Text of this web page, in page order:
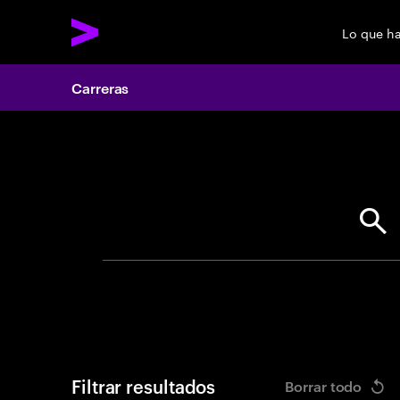
Lo que
Carreras
Filtrar resultados Borrar todo